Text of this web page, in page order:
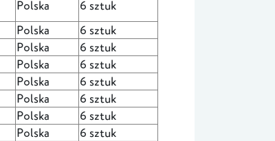
Polska
6 sztuk
Polska
6 sztuk
Polska
6 sztuk
Polska
6 sztuk
Polska
6 sztuk
Polska
6 sztuk
Polska
6 sztuk
Polska
6 sztuk